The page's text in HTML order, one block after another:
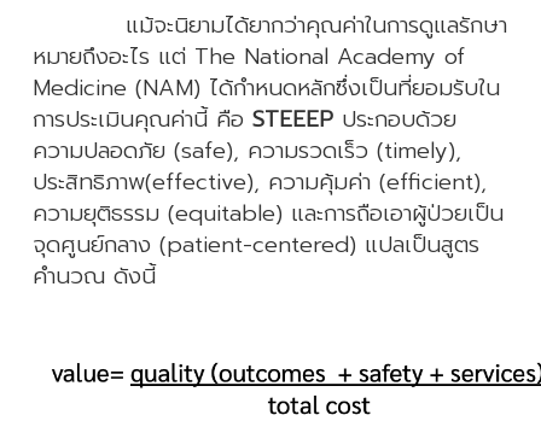
แม้จะนิยามได้ยากว่าคุณค่าในการดูแลรักษา
หมายถึงอะไร แต่ The National Academy of
Medicine (NAM) ได้กำหนดหลักซึ่งเป็นที่ยอมรับใน
การประเมินคุณค่านี้ คือ STEEEP ประกอบด้วย
ความปลอดภัย (safe), ความรวดเร็ว (timely),
ประสิทธิภาพ(effective), ความคุ้มค่า (efficient),
ความยุติธรรม (equitable) และการถือเอาผู้ป่วยเป็น
จุดศูนย์กลาง (patient-centered) แปลเป็นสูตร
คำนวณ ดังนี้